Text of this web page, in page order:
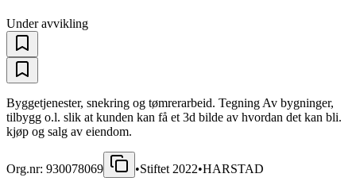
Under avvikling
Byggetjenester, snekring og tømrerarbeid. Tegning Av bygninger,
tilbygg o.l. slik at kunden kan få et 3d bilde av hvordan det kan bli.
kjøp og salg av eiendom.
Org.nr: 930078069 •Stiftet 2022•HARSTAD